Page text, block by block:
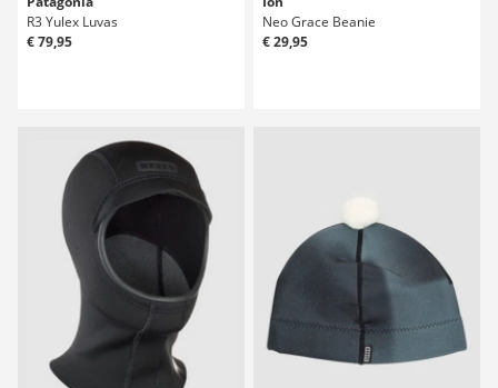
R3 Yulex Luvas
€ 79,95
Neo Grace Beanie
€ 29,95